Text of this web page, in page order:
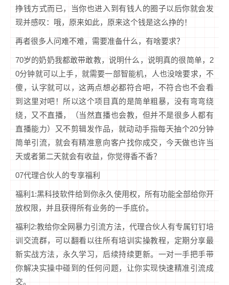
挣钱方式而已，当你也进入到有钱人的圈子以后你就会发
现并感叹：哦，原来如此，原来这个钱是这么挣的！
再者很多人问难不难，需要准备什么，有啥要求？
70岁的奶奶我都敢带敢教，说明什么，说明真的很简单，2
0分钟就可以上手，就需要一部智能机，人也没啥要求，不
傻，认字就可以，这两点想必都符合吧，不符合也不会看
到这里对吧！所以这个项目真的是简单粗暴，没有弯弯绕
绕，又不直播，（当然直播也会教，但并不是很多人都有
直播能力）又不剪辑发作品，就动动手指每天抽个20分钟
简单引流，就会有精准意向客户找你成交，今天做也许当
天或者第二天就会有收益，你觉得香不香？
07代理合伙人的专享福利
福利1:黑科技软件给到你永久使用权，所有功能全部给你开
放权限，并且获得所有业务的一手底价。
福利2:教给你全网暴力引流方法，代理合伙人有专属钉钉培
训交流群，可以翻看以往所有培训实操教程，定期分享最
新实战方法，永久学习，后续持续更新。一对一手把手带
你解决实操中碰到的任何问题，让你实现快速精准引流成
交。